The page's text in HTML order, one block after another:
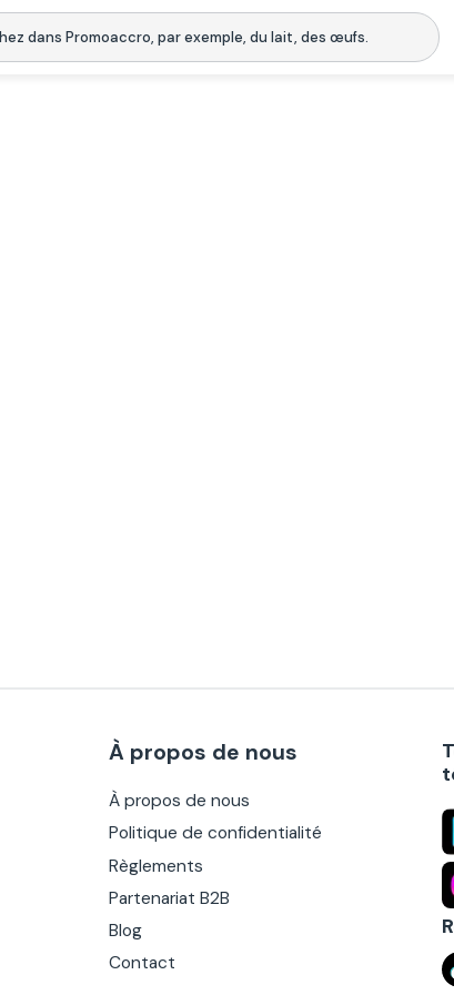
À propos de nous
À propos de nous
Politique de confidentialité
Règlements
Partenariat B2B
Blog
Contact